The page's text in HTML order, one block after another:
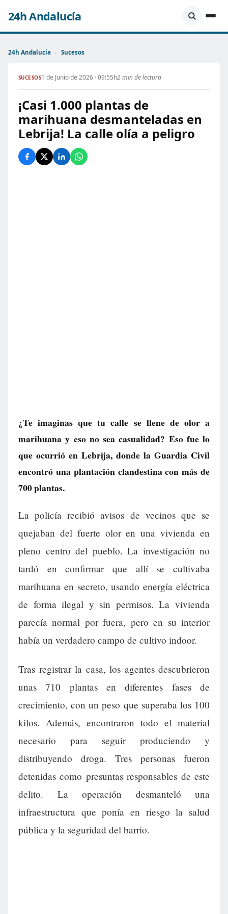
24h Andalucía
24h Andalucía › Sucesos
SUCESOS1 de Junio de 2026 · 09:55h2 min de lectura
¡Casi 1.000 plantas de
marihuana desmanteladas en
Lebrija! La calle olía a peligro
¿Te imaginas que tu calle se llene de olor a
marihuana y eso no sea casualidad? Eso fue lo
que ocurrió en Lebrija, donde la Guardia Civil
encontró una plantación clandestina con más de
700 plantas.
La policía recibió avisos de vecinos que se
quejaban del fuerte olor en una vivienda en
pleno centro del pueblo. La investigación no
tardó en confirmar que allí se cultivaba
marihuana en secreto, usando energía eléctrica
de forma ilegal y sin permisos. La vivienda
parecía normal por fuera, pero en su interior
había un verdadero campo de cultivo indoor.
Tras registrar la casa, los agentes descubrieron
unas 710 plantas en diferentes fases de
crecimiento, con un peso que superaba los 100
kilos. Además, encontraron todo el material
necesario para seguir produciendo y
distribuyendo droga. Tres personas fueron
detenidas como presuntas responsables de este
delito. La operación desmanteló una
infraestructura que ponía en riesgo la salud
pública y la seguridad del barrio.